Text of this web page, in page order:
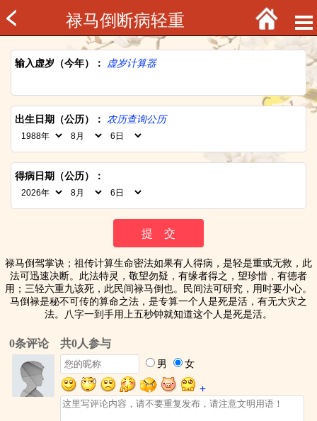
禄马倒断病轻重
输入虚岁（今年）： 虚岁计算器
出生日期（公历）： 农历查询公历
得病日期（公历）：
禄马倒驾掌诀；祖传计算生命密法如果有人得病，是轻是重或无救，此
法可迅速决断。此法特灵，敬望勿疑，有缘者得之，望珍惜，有德者
用；三轻六重九该死，此民间禄马倒也。民间法可研究，用时要小心。
马倒禄是秘不可传的算命之法，是专算一个人是死是活，有无大灾之
法。八字一到手用上五秒钟就知道这个人是死是活。